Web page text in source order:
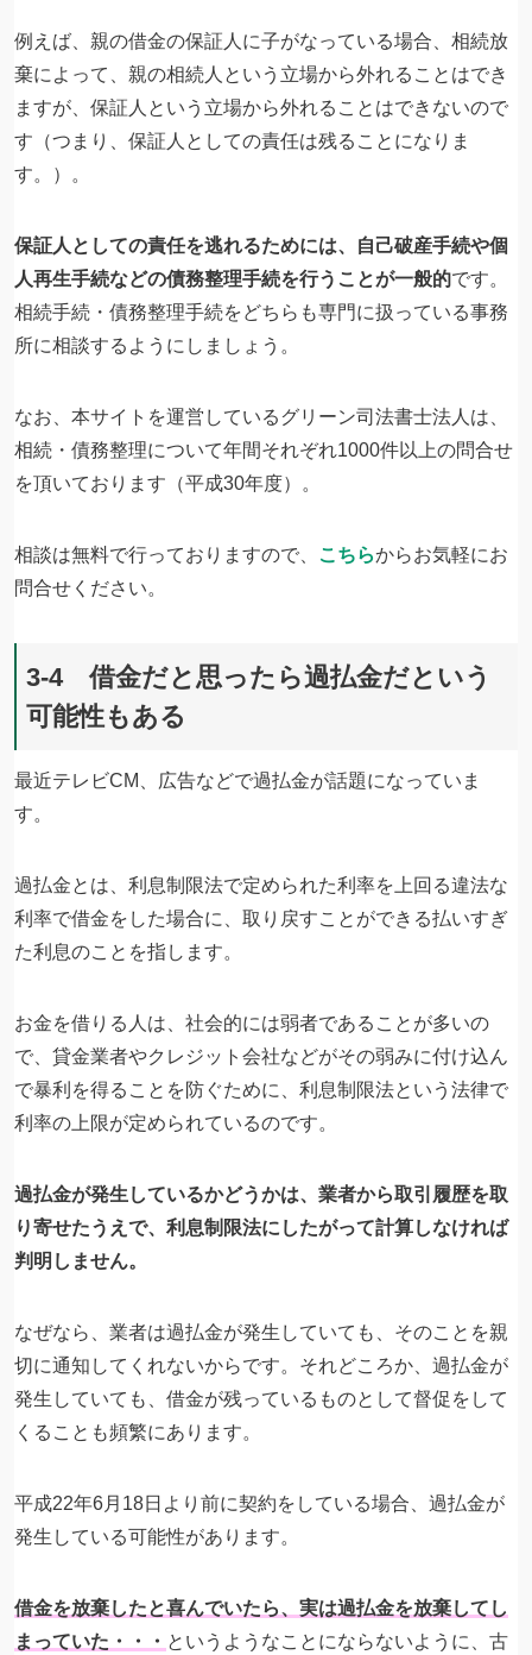
例えば、親の借金の保証人に子がなっている場合、相続放
棄によって、親の相続人という立場から外れることはでき
ますが、保証人という立場から外れることはできないので
す（つまり、保証人としての責任は残ることになりま
す。）。
保証人としての責任を逃れるためには、自己破産手続や個
人再生手続などの債務整理手続を行うことが一般的です。
相続手続・債務整理手続をどちらも専門に扱っている事務
所に相談するようにしましょう。
なお、本サイトを運営しているグリーン司法書士法人は、
相続・債務整理について年間それぞれ1000件以上の問合せ
を頂いております（平成30年度）。
相談は無料で行っておりますので、 こちらからお気軽にお
問合せください。
3-4 借金だと思ったら過払金だという
可能性もある
最近テレビCM、広告などで過払金が話題になっていま
す。
過払金とは、利息制限法で定められた利率を上回る違法な
利率で借金をした場合に、取り戻すことができる払いすぎ
た利息のことを指します。
お金を借りる人は、社会的には弱者であることが多いの
で、貸金業者やクレジット会社などがその弱みに付け込ん
で暴利を得ることを防ぐために、利息制限法という法律で
利率の上限が定められているのです。
過払金が発生しているかどうかは、業者から取引履歴を取
り寄せたうえで、利息制限法にしたがって計算しなければ
判明しません。
なぜなら、業者は過払金が発生していても、そのことを親
切に通知してくれないからです。それどころか、過払金が
発生していても、借金が残っているものとして督促をして
くることも頻繁にあります。
平成22年6月18日より前に契約をしている場合、過払金が
発生している可能性があります。
借金を放棄したと喜んでいたら、実は過払金を放棄してし
まっていた・・・ というようなことにならないように、古